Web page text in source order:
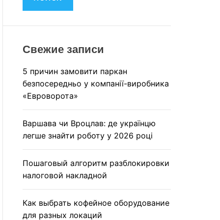
D
и
:
Свежие записи
5 причин замовити паркан
безпосередньо у компанії-виробника
«Евроворота»
Варшава чи Вроцлав: де українцю
легше знайти роботу у 2026 році
Пошаговый алгоритм разблокировки
налоговой накладной
Как выбрать кофейное оборудование
для разных локаций